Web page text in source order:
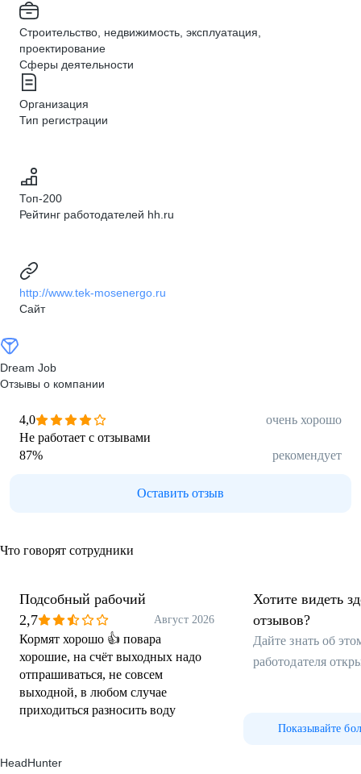
Строительство, недвижимость, эксплуатация,
проектирование
Сферы деятельности
Организация
Тип регистрации
Топ-200
Рейтинг работодателей hh.ru
http://www.tek-mosenergo.ru
Сайт
Dream Job
Отзывы о компании
4,0
очень хорошо
Не работает с отзывами
87% рекомендует
Оставить отзыв
Что говорят сотрудники
Подсобный рабочий
2,7
Август 2026
Кормят хорошо 👍 повара
хорошие, на счёт выходных надо
отпрашиваться, не совсем
выходной, в любом случае
приходиться разносить воду
Хотите видеть
отзывов?
Дайте знать об
работодателя
Показывайте
HeadHunter